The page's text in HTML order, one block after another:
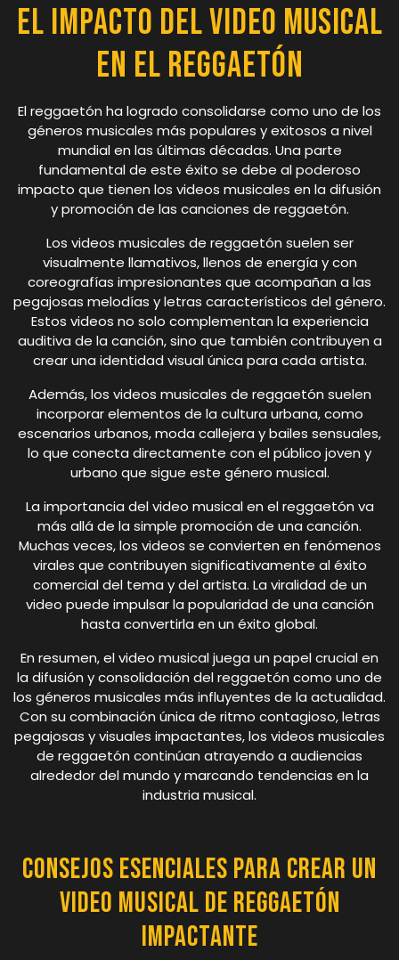
El Impacto del Video Musical
en el Reggaetón
El reggaetón ha logrado consolidarse como uno de los
géneros musicales más populares y exitosos a nivel
mundial en las últimas décadas. Una parte
fundamental de este éxito se debe al poderoso
impacto que tienen los videos musicales en la difusión
y promoción de las canciones de reggaetón.
Los videos musicales de reggaetón suelen ser
visualmente llamativos, llenos de energía y con
coreografías impresionantes que acompañan a las
pegajosas melodías y letras característicos del género.
Estos videos no solo complementan la experiencia
auditiva de la canción, sino que también contribuyen a
crear una identidad visual única para cada artista.
Además, los videos musicales de reggaetón suelen
incorporar elementos de la cultura urbana, como
escenarios urbanos, moda callejera y bailes sensuales,
lo que conecta directamente con el público joven y
urbano que sigue este género musical.
La importancia del video musical en el reggaetón va
más allá de la simple promoción de una canción.
Muchas veces, los videos se convierten en fenómenos
virales que contribuyen significativamente al éxito
comercial del tema y del artista. La viralidad de un
video puede impulsar la popularidad de una canción
hasta convertirla en un éxito global.
En resumen, el video musical juega un papel crucial en
la difusión y consolidación del reggaetón como uno de
los géneros musicales más influyentes de la actualidad.
Con su combinación única de ritmo contagioso, letras
pegajosas y visuales impactantes, los videos musicales
de reggaetón continúan atrayendo a audiencias
alrededor del mundo y marcando tendencias en la
industria musical.
Consejos Esenciales para Crear un
Video Musical de Reggaetón
Impactante